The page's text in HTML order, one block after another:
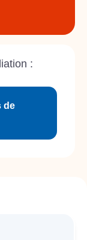
:
de